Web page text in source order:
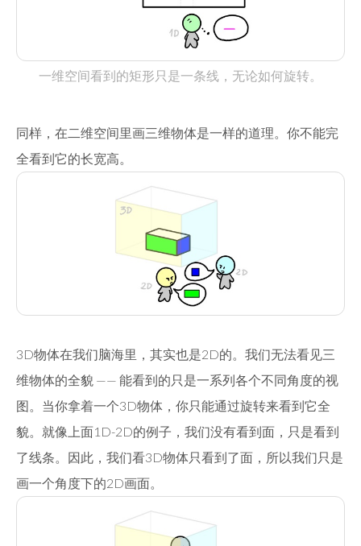
一维空间看到的矩形只是一条线，无论如何旋转。
同样，在二维空间里画三维物体是一样的道理。你不能完
全看到它的长宽高。
3D物体在我们脑海里，其实也是2D的。我们无法看见三
维物体的全貌 —— 能看到的只是一系列各个不同角度的视
图。当你拿着一个3D物体，你只能通过旋转来看到它全
貌。就像上面1D-2D的例子，我们没有看到面，只是看到
了线条。因此，我们看3D物体只看到了面，所以我们只是
画一个角度下的2D画面。